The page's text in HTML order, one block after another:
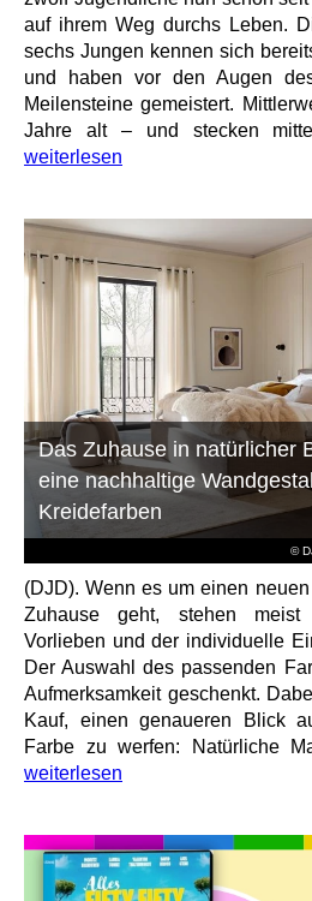
auf ihrem Weg durchs Leben.
sechs Jungen kennen sich
und haben vor den Augen
Meilensteine gemeistert.
Jahre alt – und stecken
weiterlesen
©
Das Zuhause in natürlicher
eine nachhaltige
Kreidefarben
(DJD). Wenn es um einen
Zuhause geht, stehen meist
Vorlieben und der individuelle
Der Auswahl des passenden
Aufmerksamkeit geschenkt.
Kauf, einen genaueren Blick
Farbe zu werfen: Natürliche
weiterlesen